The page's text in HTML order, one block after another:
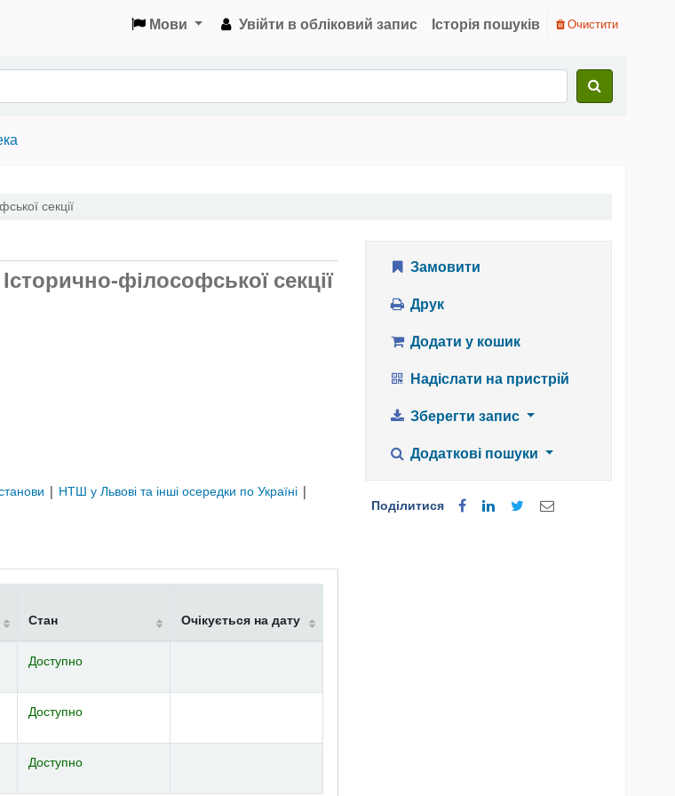
Мови Увійти в обліковий запис Історія пошуків Очистити
секції
філософської секції
| НТШ у Львові та інші осередки по Україні |
Стан Очікується на дату
Доступно
Доступно
Доступно
Замовити
Друк
Додати у кошик
Надіслати на пристрій
Зберегти запис
Додаткові пошуки
Поділитися